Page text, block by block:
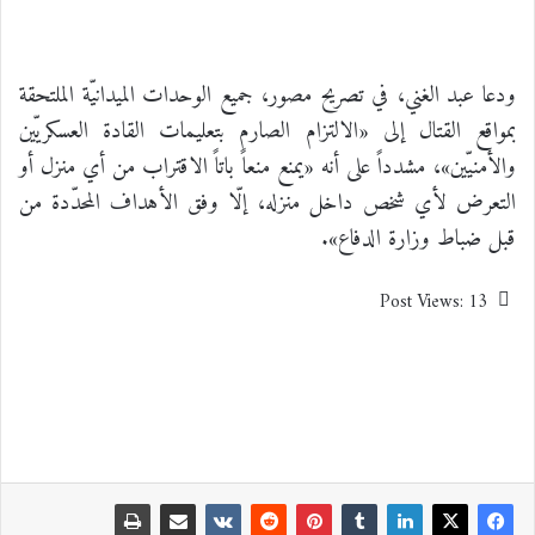
ودعا عبد الغني، في تصريح مصور، جميع الوحدات الميدانيّة الملتحقة
بمواقع القتال إلى «الالتزام الصارم بتعليمات القادة العسكريّين
والأمنيّين»، مشدداً على أنه «يمنع منعاً باتاً الاقتراب من أي منزل أو
التعرض لأي شخص داخل منزله، إلّا وفق الأهداف المحدّدة من
قبل ضباط وزارة الدفاع».
Post Views: 13